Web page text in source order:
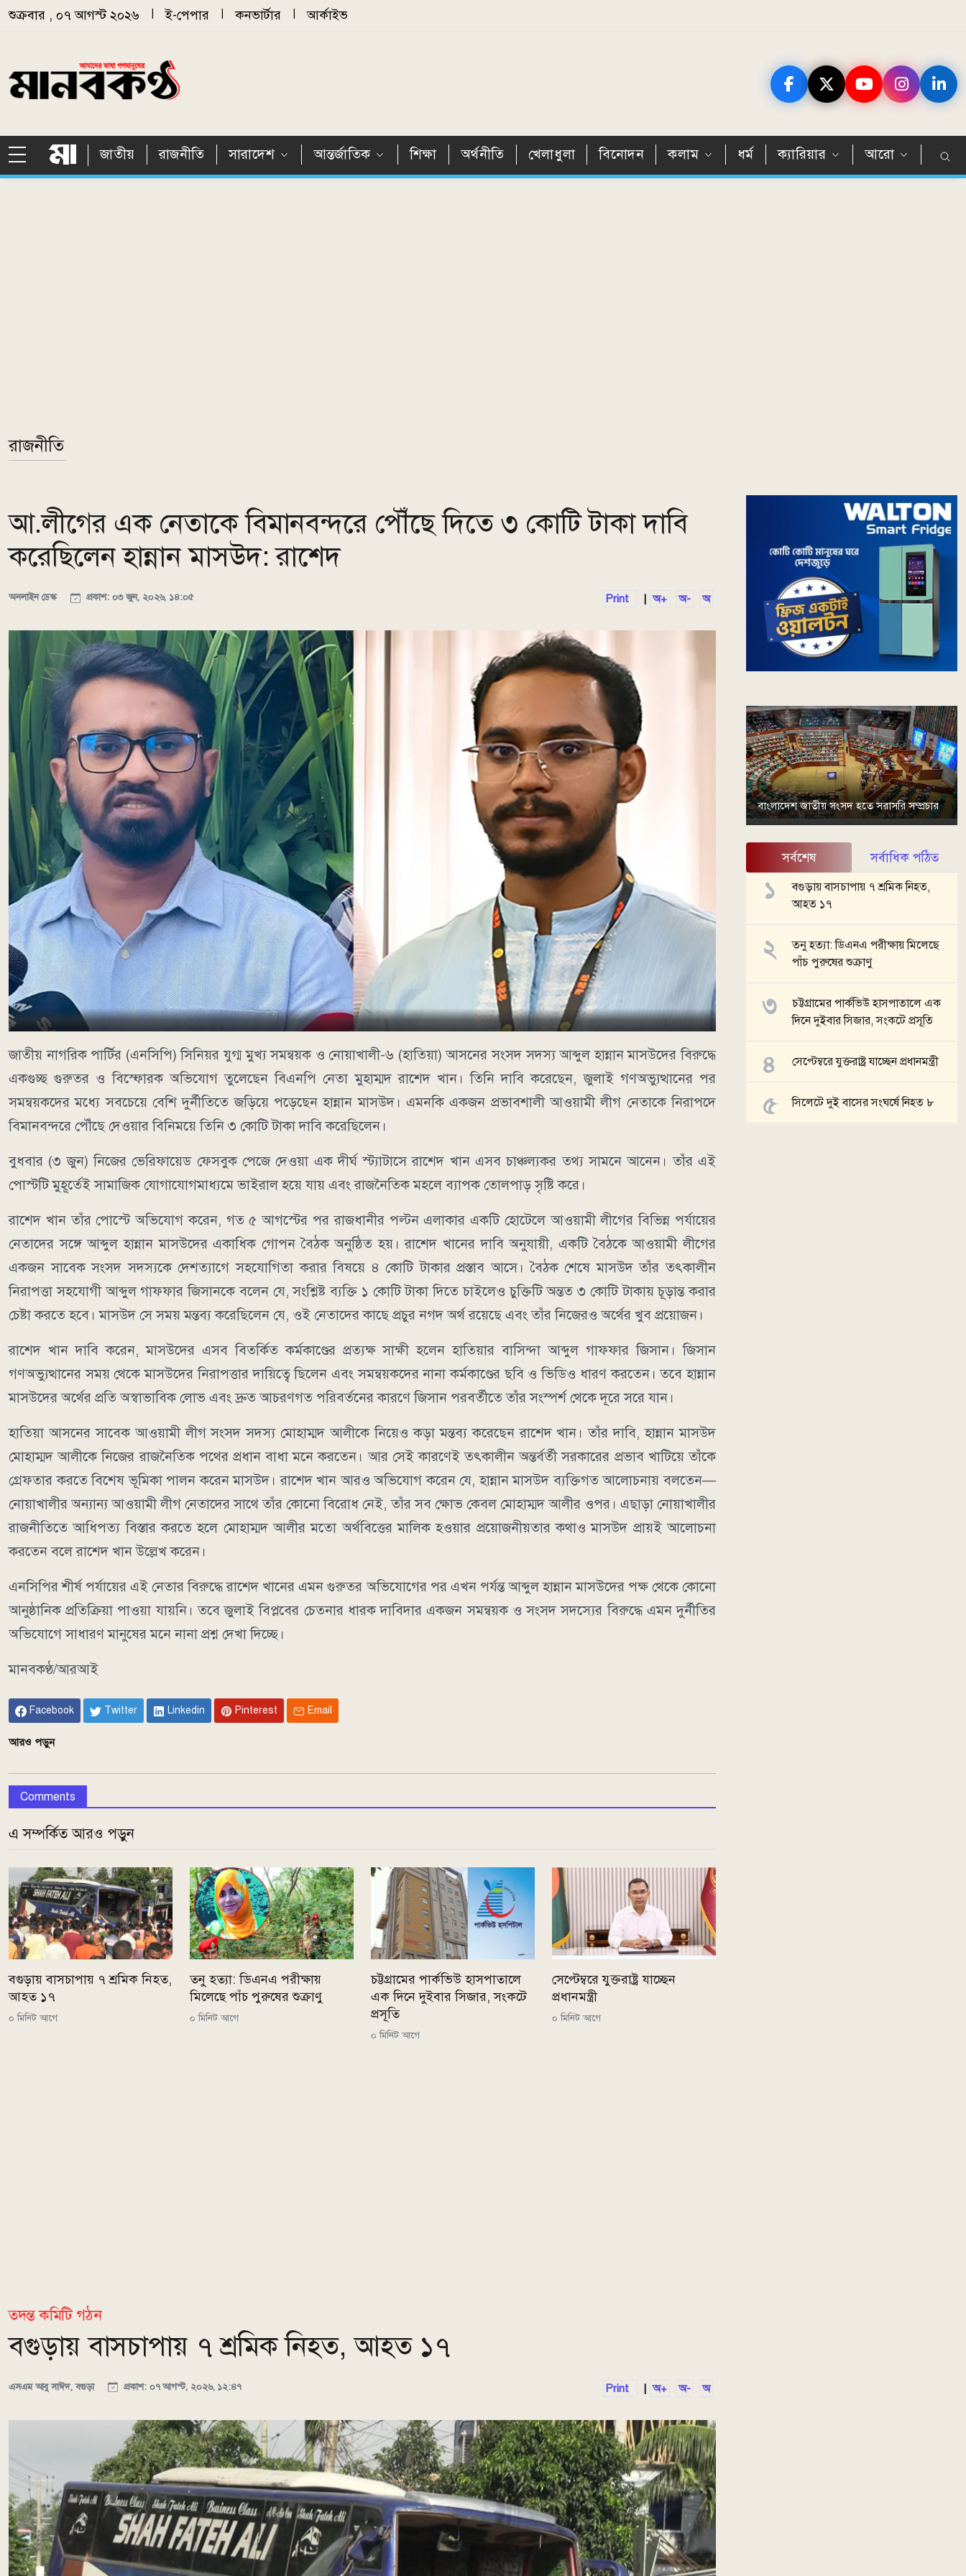
Skip to main content
শুক্রবার , ০৭ আগস্ট ২০২৬ ই-পেপার কনভার্টার আর্কাইভ
জাতীয় রাজনীতি সারাদেশ আন্তর্জাতিক শিক্ষা অর্থনীতি খেলাধুলা বিনোদন কলাম ধর্ম ক্যারিয়ার আরো
রাজনীতি
আ.লীগের এক নেতাকে বিমানবন্দরে পৌঁছে দিতে ৩ কোটি টাকা দাবি
করেছিলেন হান্নান মাসউদ: রাশেদ
অনলাইন ডেস্ক প্রকাশ: ০৩ জুন, ২০২৬, ১৪:০৫ Print অ+ অ- অ
জাতীয় নাগরিক পার্টির (এনসিপি) সিনিয়র যুগ্ম মুখ্য সমন্বয়ক ও নোয়াখালী-৬ (হাতিয়া) আসনের সংসদ সদস্য আব্দুল হান্নান মাসউদের বিরুদ্ধে
একগুচ্ছ গুরুতর ও বিস্ফোরক অভিযোগ তুলেছেন বিএনপি নেতা মুহাম্মদ রাশেদ খান। তিনি দাবি করেছেন, জুলাই গণঅভ্যুত্থানের পর
সমন্বয়কদের মধ্যে সবচেয়ে বেশি দুর্নীতিতে জড়িয়ে পড়েছেন হান্নান মাসউদ। এমনকি একজন প্রভাবশালী আওয়ামী লীগ নেতাকে নিরাপদে
বিমানবন্দরে পৌঁছে দেওয়ার বিনিময়ে তিনি ৩ কোটি টাকা দাবি করেছিলেন।
বুধবার (৩ জুন) নিজের ভেরিফায়েড ফেসবুক পেজে দেওয়া এক দীর্ঘ স্ট্যাটাসে রাশেদ খান এসব চাঞ্চল্যকর তথ্য সামনে আনেন। তাঁর এই
পোস্টটি মুহূর্তেই সামাজিক যোগাযোগমাধ্যমে ভাইরাল হয়ে যায় এবং রাজনৈতিক মহলে ব্যাপক তোলপাড় সৃষ্টি করে।
রাশেদ খান তাঁর পোস্টে অভিযোগ করেন, গত ৫ আগস্টের পর রাজধানীর পল্টন এলাকার একটি হোটেলে আওয়ামী লীগের বিভিন্ন পর্যায়ের
নেতাদের সঙ্গে আব্দুল হান্নান মাসউদের একাধিক গোপন বৈঠক অনুষ্ঠিত হয়। রাশেদ খানের দাবি অনুযায়ী, একটি বৈঠকে আওয়ামী লীগের
একজন সাবেক সংসদ সদস্যকে দেশত্যাগে সহযোগিতা করার বিষয়ে ৪ কোটি টাকার প্রস্তাব আসে। বৈঠক শেষে মাসউদ তাঁর তৎকালীন
নিরাপত্তা সহযোগী আব্দুল গাফফার জিসানকে বলেন যে, সংশ্লিষ্ট ব্যক্তি ১ কোটি টাকা দিতে চাইলেও চুক্তিটি অন্তত ৩ কোটি টাকায় চূড়ান্ত করার
চেষ্টা করতে হবে। মাসউদ সে সময় মন্তব্য করেছিলেন যে, ওই নেতাদের কাছে প্রচুর নগদ অর্থ রয়েছে এবং তাঁর নিজেরও অর্থের খুব প্রয়োজন।
রাশেদ খান দাবি করেন, মাসউদের এসব বিতর্কিত কর্মকাণ্ডের প্রত্যক্ষ সাক্ষী হলেন হাতিয়ার বাসিন্দা আব্দুল গাফফার জিসান। জিসান
গণঅভ্যুত্থানের সময় থেকে মাসউদের নিরাপত্তার দায়িত্বে ছিলেন এবং সমন্বয়কদের নানা কর্মকাণ্ডের ছবি ও ভিডিও ধারণ করতেন। তবে হান্নান
মাসউদের অর্থের প্রতি অস্বাভাবিক লোভ এবং দ্রুত আচরণগত পরিবর্তনের কারণে জিসান পরবর্তীতে তাঁর সংস্পর্শ থেকে দূরে সরে যান।
হাতিয়া আসনের সাবেক আওয়ামী লীগ সংসদ সদস্য মোহাম্মদ আলীকে নিয়েও কড়া মন্তব্য করেছেন রাশেদ খান। তাঁর দাবি, হান্নান মাসউদ
মোহাম্মদ আলীকে নিজের রাজনৈতিক পথের প্রধান বাধা মনে করতেন। আর সেই কারণেই তৎকালীন অন্তর্বর্তী সরকারের প্রভাব খাটিয়ে তাঁকে
গ্রেফতার করতে বিশেষ ভূমিকা পালন করেন মাসউদ। রাশেদ খান আরও অভিযোগ করেন যে, হান্নান মাসউদ ব্যক্তিগত আলোচনায় বলতেন—
নোয়াখালীর অন্যান্য আওয়ামী লীগ নেতাদের সাথে তাঁর কোনো বিরোধ নেই, তাঁর সব ক্ষোভ কেবল মোহাম্মদ আলীর ওপর। এছাড়া নোয়াখালীর
রাজনীতিতে আধিপত্য বিস্তার করতে হলে মোহাম্মদ আলীর মতো অর্থবিত্তের মালিক হওয়ার প্রয়োজনীয়তার কথাও মাসউদ প্রায়ই আলোচনা
করতেন বলে রাশেদ খান উল্লেখ করেন।
এনসিপির শীর্ষ পর্যায়ের এই নেতার বিরুদ্ধে রাশেদ খানের এমন গুরুতর অভিযোগের পর এখন পর্যন্ত আব্দুল হান্নান মাসউদের পক্ষ থেকে কোনো
আনুষ্ঠানিক প্রতিক্রিয়া পাওয়া যায়নি। তবে জুলাই বিপ্লবের চেতনার ধারক দাবিদার একজন সমন্বয়ক ও সংসদ সদস্যের বিরুদ্ধে এমন দুর্নীতির
অভিযোগে সাধারণ মানুষের মনে নানা প্রশ্ন দেখা দিচ্ছে।
মানবকণ্ঠ/আরআই
Facebook Twitter Linkedin Pinterest Email
আরও পড়ুন
Comments
এ সম্পর্কিত আরও পড়ুন
বগুড়ায় বাসচাপায় ৭ শ্রমিক নিহত,
আহত ১৭
০ মিনিট আগে
তনু হত্যা: ডিএনএ পরীক্ষায়
মিলেছে পাঁচ পুরুষের শুক্রাণু
০ মিনিট আগে
চট্টগ্রামের পার্কভিউ হাসপাতালে
এক দিনে দুইবার সিজার, সংকটে
প্রসূতি
০ মিনিট আগে
সেপ্টেম্বরে যুক্তরাষ্ট্র যাচ্ছেন
প্রধানমন্ত্রী
০ মিনিট আগে
তদন্ত কমিটি গঠন
বগুড়ায় বাসচাপায় ৭ শ্রমিক নিহত, আহত ১৭
এসএম আবু সাঈদ, বগুড়া প্রকাশ: ০৭ আগস্ট, ২০২৬, ১২:৪৭ Print | অ+ অ- অ
বাংলাদেশ জাতীয় সংসদ হতে সরাসরি সম্প্রচার
সর্বশেষ সর্বাধিক পঠিত
বগুড়ায় বাসচাপায় ৭ শ্রমিক নিহত,
আহত ১৭
তনু হত্যা: ডিএনএ পরীক্ষায় মিলেছে
পাঁচ পুরুষের শুক্রাণু
চট্টগ্রামের পার্কভিউ হাসপাতালে এক
দিনে দুইবার সিজার, সংকটে প্রসূতি
সেপ্টেম্বরে যুক্তরাষ্ট্র যাচ্ছেন প্রধানমন্ত্রী
সিলেটে দুই বাসের সংঘর্ষে নিহত ৮